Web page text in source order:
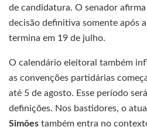
de candidatura. O senador
decisão definitiva somente após
termina em 19 de julho.
O calendário eleitoral também
as convenções partidárias
até 5 de agosto. Esse período
definições. Nos bastidores, o
Simões também entra no